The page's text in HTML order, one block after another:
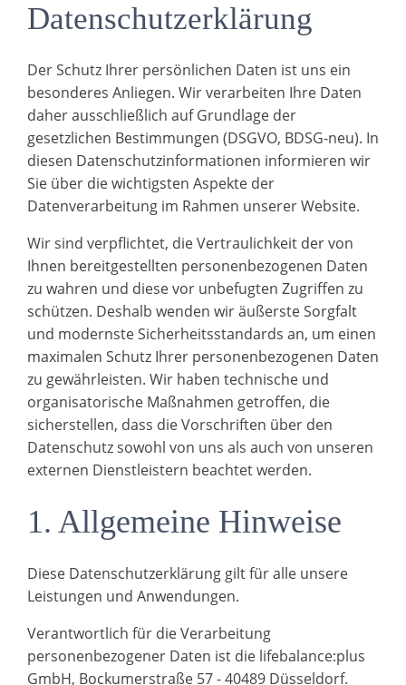
Daten­schutz­­­erklärung
Der Schutz Ihrer persönlichen Daten ist uns ein
besonderes Anliegen. Wir verarbeiten Ihre Daten
daher ausschließlich auf Grundlage der
gesetzlichen Bestimmungen (DSGVO, BDSG-neu). In
diesen Datenschutzinformationen informieren wir
Sie über die wichtigsten Aspekte der
Datenverarbeitung im Rahmen unserer Website.
Wir sind verpflichtet, die Vertraulichkeit der von
Ihnen bereitgestellten personenbezogenen Daten
zu wahren und diese vor unbefugten Zugriffen zu
schützen. Deshalb wenden wir äußerste Sorgfalt
und modernste Sicherheitsstandards an, um einen
maximalen Schutz Ihrer personenbezogenen Daten
zu gewährleisten. Wir haben technische und
organisatorische Maßnahmen getroffen, die
sicherstellen, dass die Vorschriften über den
Datenschutz sowohl von uns als auch von unseren
externen Dienstleistern beachtet werden.
1. Allgemeine Hinweise
Diese Datenschutzerklärung gilt für alle unsere
Leistungen und Anwendungen.
Verantwortlich für die Verarbeitung
personenbezogener Daten ist die lifebalance:plus
GmbH, Bockumerstraße 57 - 40489 Düsseldorf.